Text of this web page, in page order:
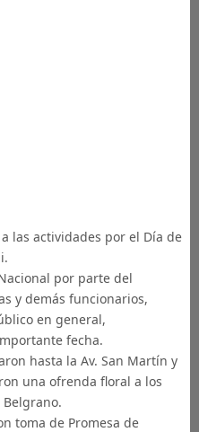
las actividades por el Día de
por parte del
y demás funcionarios,
en general,
fecha.
hasta la Av. San Martín y
una ofrenda floral a los
toma de Promesa de